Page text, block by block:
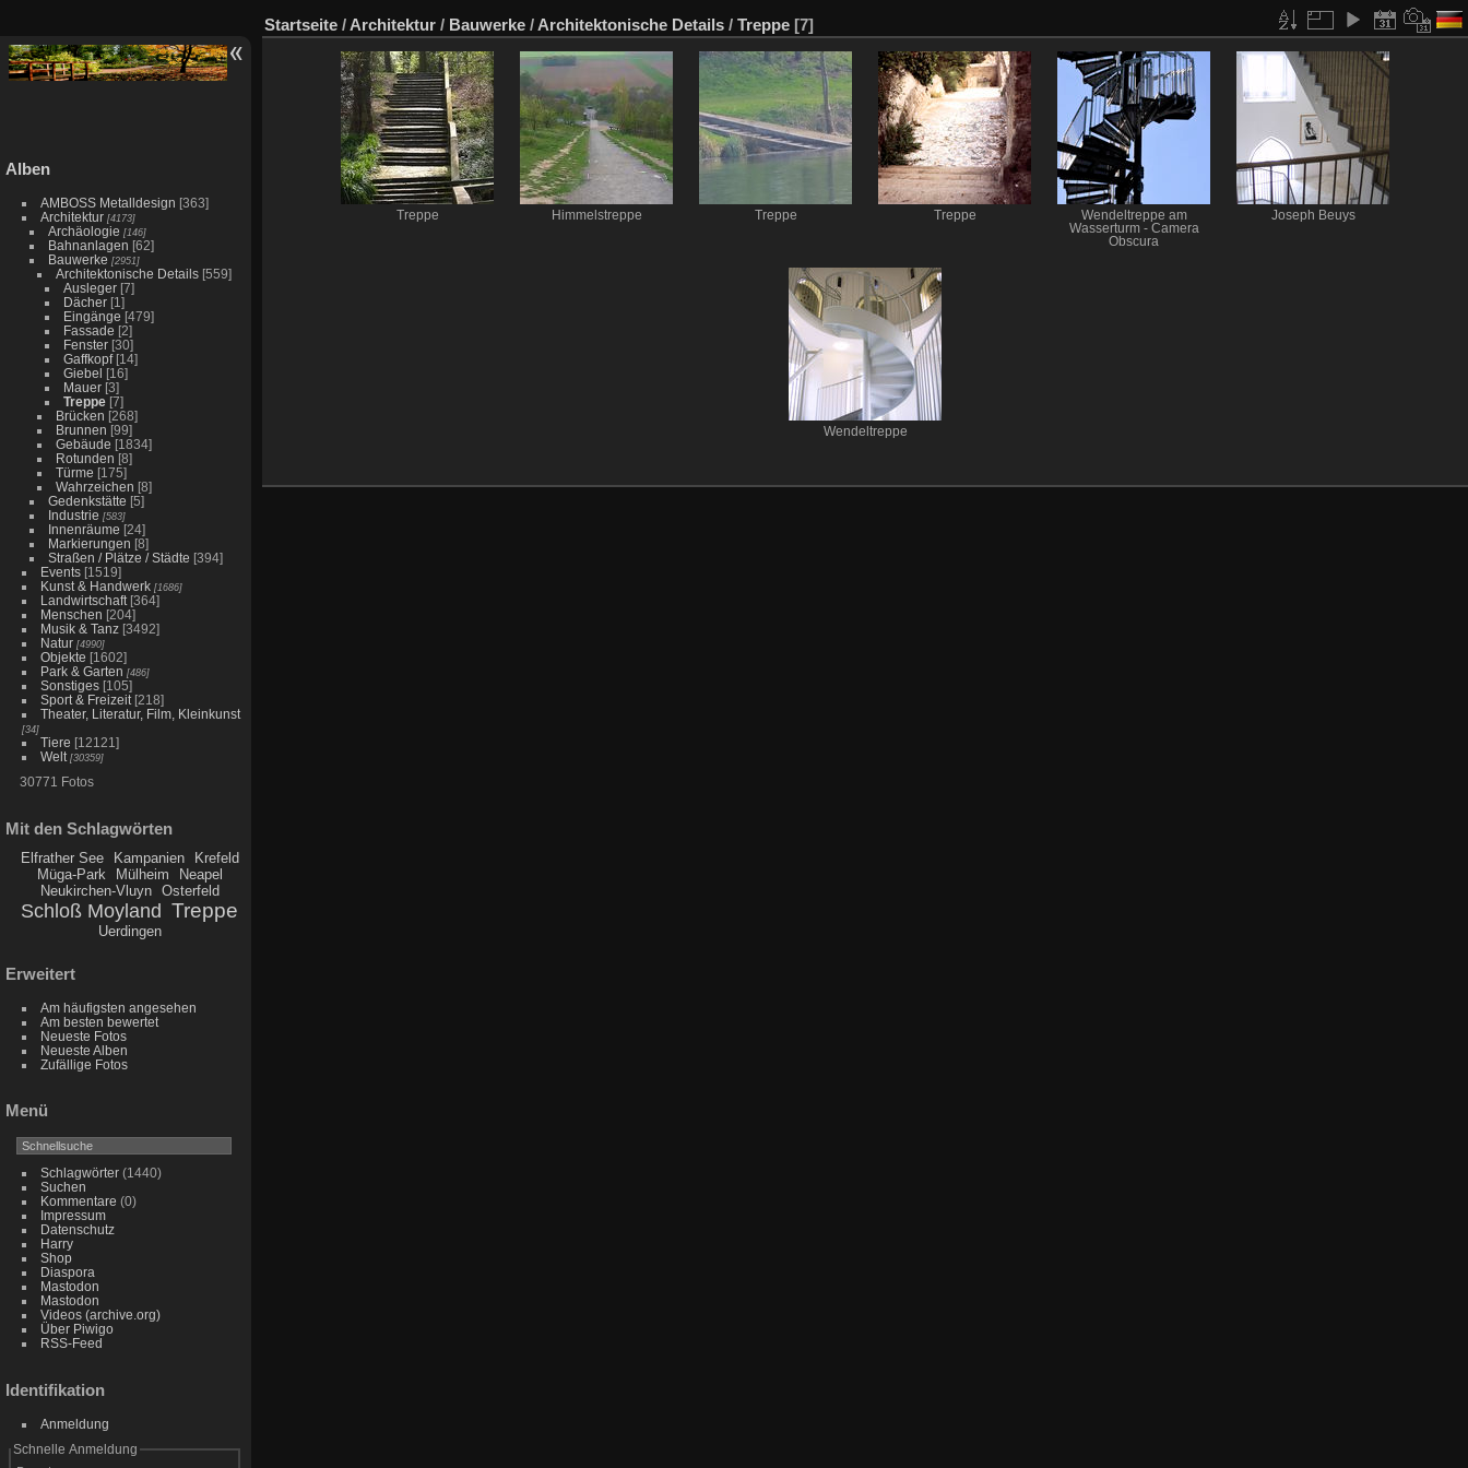
Alben
AMBOSS Metalldesign [363]
Architektur [4173]
Archäologie [146]
Bahnanlagen [62]
Bauwerke [2951]
Architektonische Details [559]
Ausleger [7]
Dächer [1]
Eingänge [479]
Fassade [2]
Fenster [30]
Gaffkopf [14]
Giebel [16]
Mauer [3]
Treppe [7]
Brücken [268]
Brunnen [99]
Gebäude [1834]
Rotunden [8]
Türme [175]
Wahrzeichen [8]
Gedenkstätte [5]
Industrie [583]
Innenräume [24]
Markierungen [8]
Straßen / Plätze / Städte [394]
Events [1519]
Kunst & Handwerk [1686]
Landwirtschaft [364]
Menschen [204]
Musik & Tanz [3492]
Natur [4990]
Objekte [1602]
Park & Garten [486]
Sonstiges [105]
Sport & Freizeit [218]
Theater, Literatur, Film, Kleinkunst
[34]
Tiere [12121]
Welt [30359]
30771 Fotos
Mit den Schlagwörten
Elfrather See Kampanien
Krefeld
Müga-Park
Mülheim
Neapel
Neukirchen-Vluyn
Osterfeld
Schloß Moyland Treppe
Uerdingen
Erweitert
Am häufigsten angesehen
Am besten bewertet
Neueste Fotos
Neueste Alben
Zufällige Fotos
Menü
Schlagwörter(1440)
Suchen
Kommentare (0)
Impressum
Datenschutz
Harry
Shop
Diaspora
Mastodon
Mastodon
Videos (archive.org)
Über Piwigo
RSS-Feed
Identifikation
Anmeldung
Schnelle Anmeldung
Startseite / Architektur / Bauwerke / Architektonische Details / Treppe [7]
Treppe Himmelstreppe Treppe Treppe
Wendeltreppe am
Wasserturm - Camera
Obscura
Joseph Beuys
Wendeltreppe